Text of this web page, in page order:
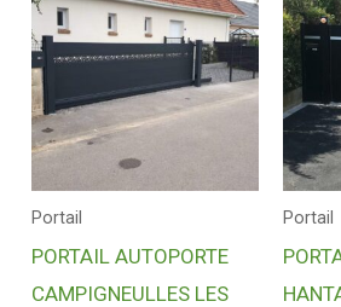
Portail
PORTAIL AUTOPORTE
CAMPIGNEULLES LES
Portail